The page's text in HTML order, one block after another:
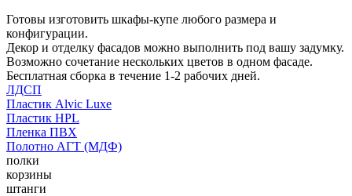
Готовы изготовить шкафы-купе любого размера и
конфигурации.
Декор и отделку фасадов можно выполнить под вашу задумку.
Возможно сочетание нескольких цветов в одном фасаде.
Бесплатная сборка в течение 1-2 рабочих дней.
ЛДСП
Пластик Alvic Luxe
Пластик HPL
Пленка ПВХ
Полотно АГТ (МДФ)
полки
корзины
штанги